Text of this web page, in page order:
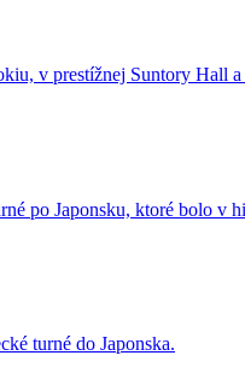
v prestížnej Suntory Hall
po Japonsku, ktoré bolo v
turné do Japonska.